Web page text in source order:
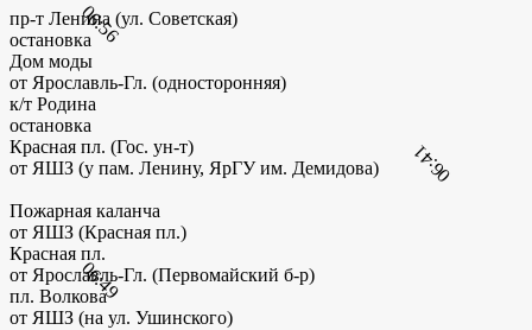
06:41
пр-т Ленина (ул. Советская)
остановка
Дом моды
от Ярославль-Гл. (односторонняя)
к/т Родина
остановка
Красная пл. (Гос. ун-т)
от ЯШЗ (у пам. Ленину, ЯрГУ им. Демидова)
06:56
Пожарная каланча
от ЯШЗ (Красная пл.)
Красная пл.
от Ярославль-Гл. (Первомайский б-р)
пл. Волкова
от ЯШЗ (на ул. Ушинского)
06:49